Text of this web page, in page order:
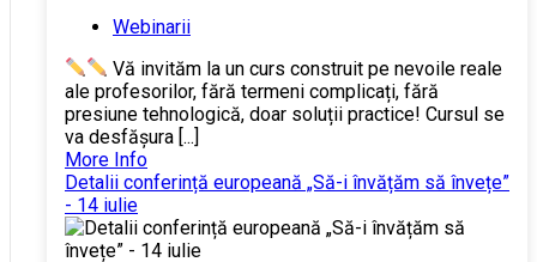
Webinarii
Vă invităm la un curs construit pe nevoile reale
ale profesorilor, fără termeni complicați, fără
presiune tehnologică, doar soluții practice! Cursul se
va desfășura [...]
More Info
Detalii conferință europeană „Să-i învățăm să învețe”
- 14 iulie